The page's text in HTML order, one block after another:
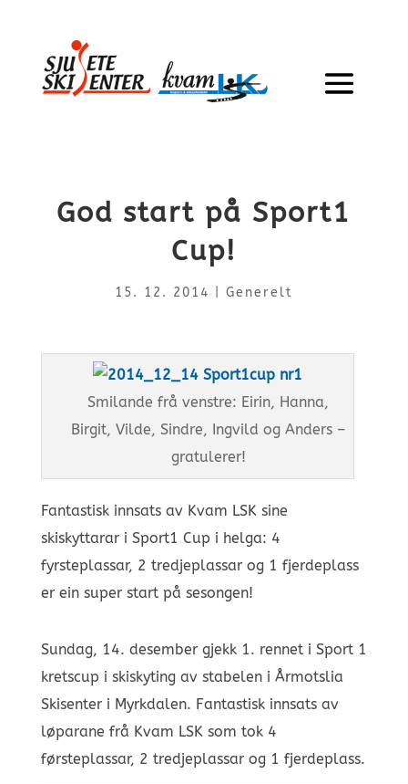
God start på Sport1
Cup!
15. 12. 2014 Generelt
Smilande frå venstre: Eirin, Hanna,
Birgit, Vilde, Sindre, Ingvild og Anders –
gratulerer!
Fantastisk innsats av Kvam LSK sine
skiskyttarar i Sport1 Cup i helga: 4
fyrsteplassar, 2 tredjeplassar og 1 fjerdeplass
er ein super start på sesongen!
Sundag, 14. desember gjekk 1. rennet i Sport 1
kretscup i skiskyting av stabelen i Årmotslia
Skisenter i Myrkdalen. Fantastisk innsats av
løparane frå Kvam LSK som tok 4
førsteplassar, 2 tredjeplassar og 1 fjerdeplass.